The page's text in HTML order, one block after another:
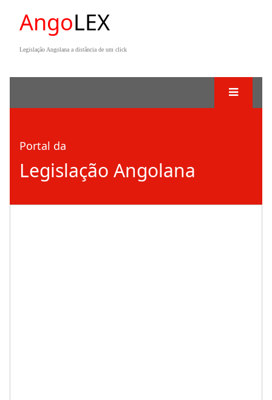
AngoLEX
Legislação Angolana a distância de um click
Portal da
Legislação Angolana